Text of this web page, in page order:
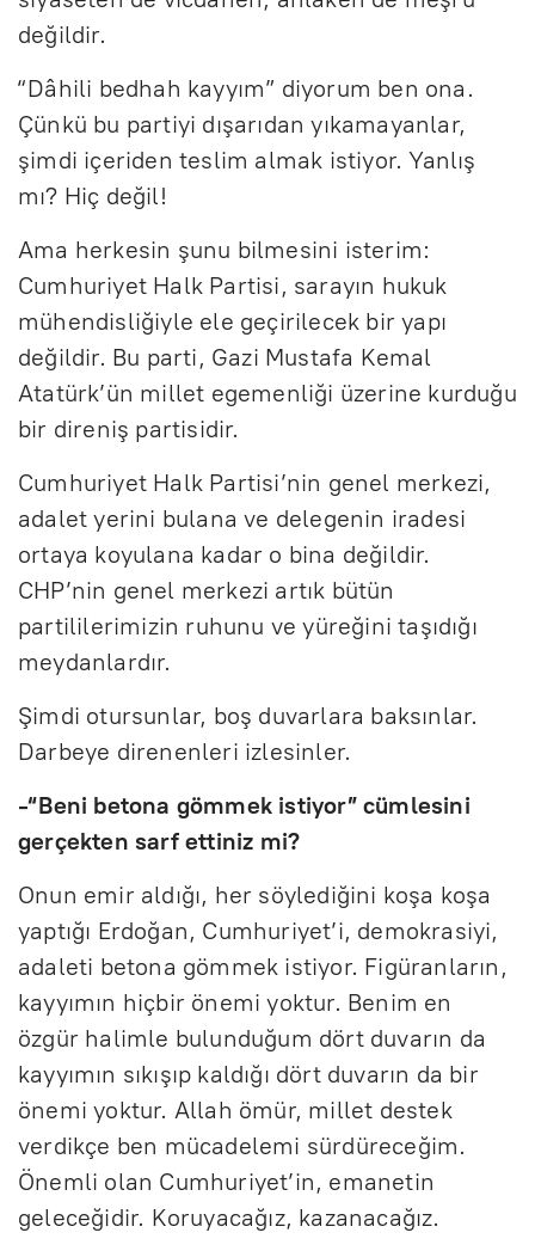
değildir.
“Dâhili bedhah kayyım” diyorum ben ona.
Çünkü bu partiyi dışarıdan yıkamayanlar,
şimdi içeriden teslim almak istiyor. Yanlış
mı? Hiç değil!
Ama herkesin şunu bilmesini isterim:
Cumhuriyet Halk Partisi, sarayın hukuk
mühendisliğiyle ele geçirilecek bir yapı
değildir. Bu parti, Gazi Mustafa Kemal
Atatürk’ün millet egemenliği üzerine kurduğu
bir direniş partisidir.
Cumhuriyet Halk Partisi’nin genel merkezi,
adalet yerini bulana ve delegenin iradesi
ortaya koyulana kadar o bina değildir.
CHP’nin genel merkezi artık bütün
partililerimizin ruhunu ve yüreğini taşıdığı
meydanlardır.
Şimdi otursunlar, boş duvarlara baksınlar.
Darbeye direnenleri izlesinler.
-“Beni betona gömmek istiyor” cümlesini
gerçekten sarf ettiniz mi?
Onun emir aldığı, her söylediğini koşa koşa
yaptığı Erdoğan, Cumhuriyet’i, demokrasiyi,
adaleti betona gömmek istiyor. Figüranların,
kayyımın hiçbir önemi yoktur. Benim en
özgür halimle bulunduğum dört duvarın da
kayyımın sıkışıp kaldığı dört duvarın da bir
önemi yoktur. Allah ömür, millet destek
verdikçe ben mücadelemi sürdüreceğim.
Önemli olan Cumhuriyet’in, emanetin
geleceğidir. Koruyacağız, kazanacağız.